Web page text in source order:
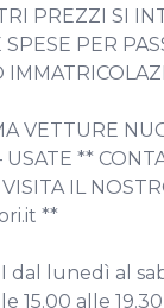
PREZZI SI
PER
VETTURE
USATE **
IL
**
dal lunedì al
15.00 alle